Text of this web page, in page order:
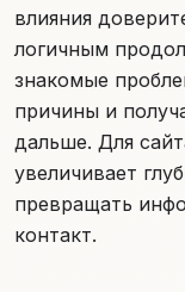
влияния
логичным
знакомые
причины и
дальше. Для
увеличивает
превращать
контакт.